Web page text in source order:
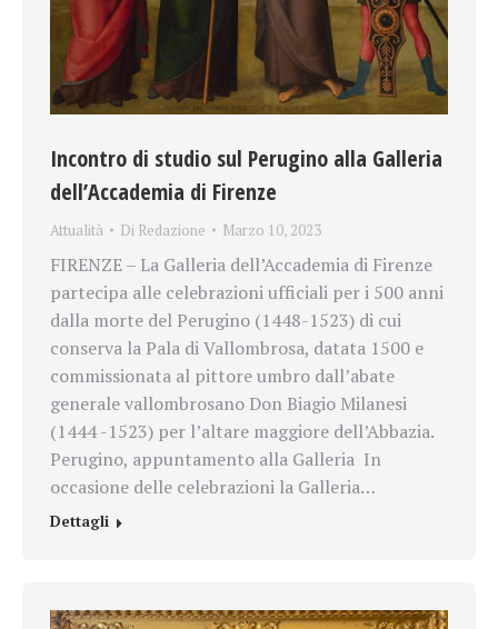
Incontro di studio sul Perugino alla Galleria
dell’Accademia di Firenze
Attualità Di Redazione Marzo 10, 2023
FIRENZE – La Galleria dell’Accademia di Firenze
partecipa alle celebrazioni ufficiali per i 500 anni
dalla morte del Perugino (1448-1523) di cui
conserva la Pala di Vallombrosa, datata 1500 e
commissionata al pittore umbro dall’abate
generale vallombrosano Don Biagio Milanesi
(1444 -1523) per l’altare maggiore dell’Abbazia.
Perugino, appuntamento alla Galleria In
occasione delle celebrazioni la Galleria…
Dettagli